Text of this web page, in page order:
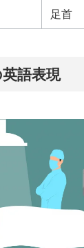
足首
語表現